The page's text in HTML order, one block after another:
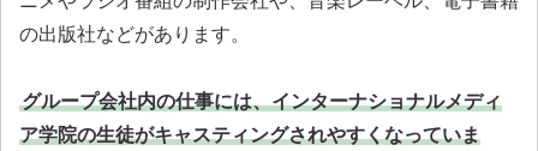
の出版社などがあります。
グループ会社内の仕事には、インターナショナルメディ
ア学院の生徒がキャスティングされやすくなっていま